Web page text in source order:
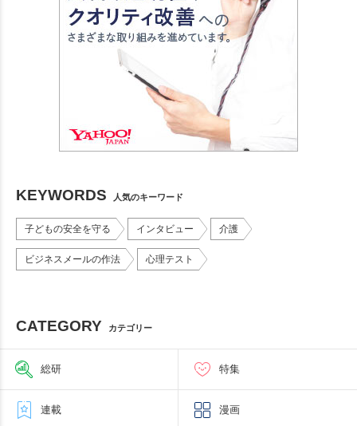
KEYWORDS 人気のキーワード
子どもの安全を守る インタビュー 介護
ビジネスメールの作法 心理テスト
CATEGORY カテゴリー
総研 特集
連載 漫画